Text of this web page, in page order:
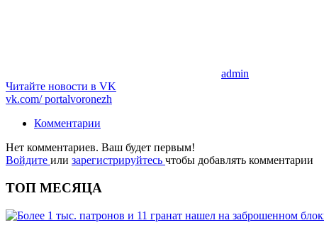
admin
Читайте новости в VK
vk.com/portalvoronezh
Комментарии
Нет комментариев. Ваш будет первым!
Войдите или зарегистрируйтесь чтобы добавлять комментарии
ТОП МЕСЯЦА